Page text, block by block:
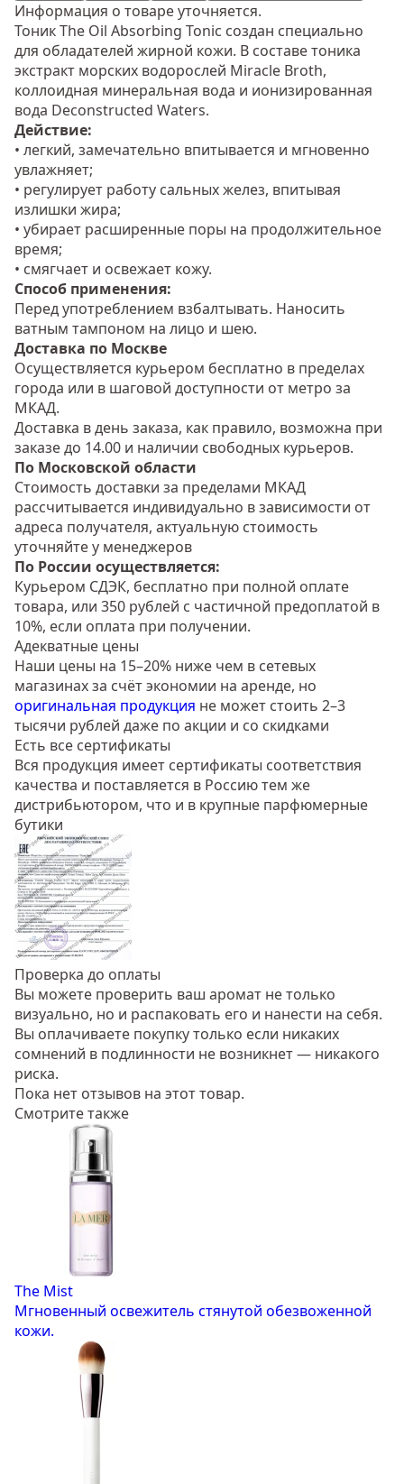
Информация о товаре уточняется.
Тоник The Oil Absorbing Tonic создан специально
для обладателей жирной кожи. В составе тоника
экстракт морских водорослей Miracle Broth,
коллоидная минеральная вода и ионизированная
вода Deconstructed Waters.
Действие:
• легкий, замечательно впитывается и мгновенно
увлажняет;
• регулирует работу сальных желез, впитывая
излишки жира;
• убирает расширенные поры на продолжительное
время;
• смягчает и освежает кожу.
Способ применения:
Перед употреблением взбалтывать. Наносить
ватным тампоном на лицо и шею.
Доставка по Москве
Осуществляется курьером бесплатно в пределах
города или в шаговой доступности от метро за
МКАД.
Доставка в день заказа, как правило, возможна при
заказе до 14.00 и наличии свободных курьеров.
По Московской области
Стоимость доставки за пределами МКАД
рассчитывается индивидуально в зависимости от
адреса получателя, актуальную стоимость
уточняйте у менеджеров
По России осуществляется:
Курьером СДЭК, бесплатно при полной оплате
товара, или 350 рублей с частичной предоплатой в
10%, если оплата при получении.
Адекватные цены
Наши цены на 15–20% ниже чем в сетевых
магазинах за счёт экономии на аренде, но
оригинальная продукция не может стоить 2–3
тысячи рублей даже по акции и со скидками
Есть все сертификаты
Вся продукция имеет сертификаты соответствия
качества и поставляется в Россию тем же
дистрибьютором, что и в крупные парфюмерные
бутики
Проверка до оплаты
Вы можете проверить ваш аромат не только
визуально, но и распаковать его и нанести на себя.
Вы оплачиваете покупку только если никаких
сомнений в подлинности не возникнет — никакого
риска.
Пока нет отзывов на этот товар.
Смотрите также
The Mist
Мгновенный освежитель стянутой обезвоженной
кожи.